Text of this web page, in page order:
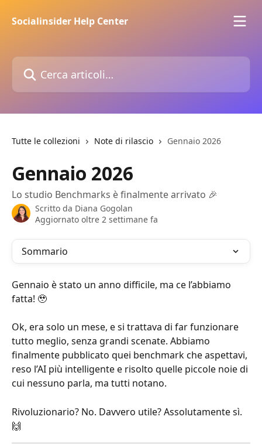
Socialinsider Help Center
Cerca articoli…
Tutte le collezioni Note di rilascio Gennaio 2026
Gennaio 2026
Lo studio Benchmarks è finalmente arrivato 🎉
Scritto da Diana Gogolan
Aggiornato oltre 2 settimane fa
Sommario
Gennaio è stato un anno difficile, ma ce l’abbiamo
fatta! 🥹
Ok, era solo un mese, e si trattava di far funzionare
tutto meglio, senza grandi scenate. Abbiamo
finalmente pubblicato quei benchmark che aspettavi,
reso l’AI più intelligente e risolto quelle piccole noie di
cui nessuno parla, ma tutti notano.
Rivoluzionario? No. Davvero utile? Assolutamente sì.
🙌